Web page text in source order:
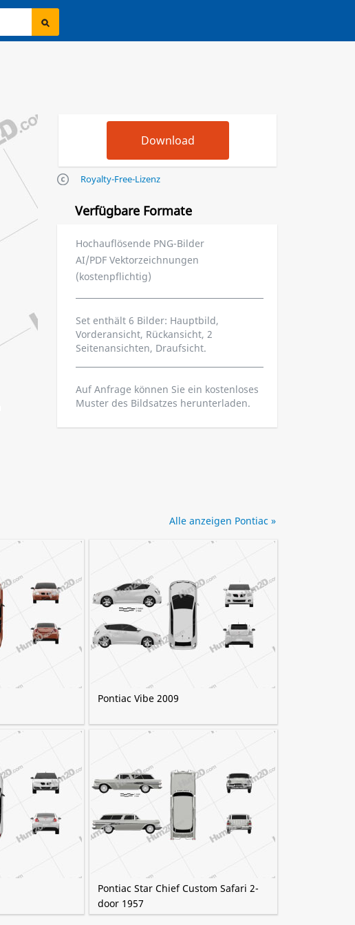
Royalty-Free-Lizenz
Verfügbare Formate
Hochauflösende PNG-Bilder
AI/PDF Vektorzeichnungen
(kostenpflichtig)
Set enthält 6 Bilder: Hauptbild,
Vorderansicht, Rückansicht, 2
Seitenansichten, Draufsicht.
Auf Anfrage können Sie ein kostenloses
Muster des Bildsatzes herunterladen.
Pontiac Vibe 2009
Pontiac Star Chief Custom Safari 2-
door 1957
Alle anzeigen Pontiac »